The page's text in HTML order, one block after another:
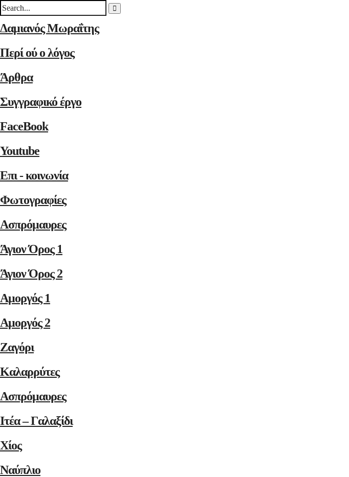
Δαμιανός Μωραΐτης
Περί ού ο λόγος
Άρθρα
Συγγραφικό έργο
FaceBook
Youtube
Επι - κοινωνία
Φωτογραφίες
Ασπρόμαυρες
Άγιον Όρος 1
Άγιον Όρος 2
Αμοργός 1
Αμοργός 2
Ζαγόρι
Καλαρρύτες
Ασπρόμαυρες
Ιτέα – Γαλαξίδι
Χίος
Ναύπλιο